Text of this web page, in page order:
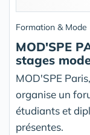
Formation & Mode
MOD'SPE
stages
MOD'SPE
organise un
étudiants et
présentes.